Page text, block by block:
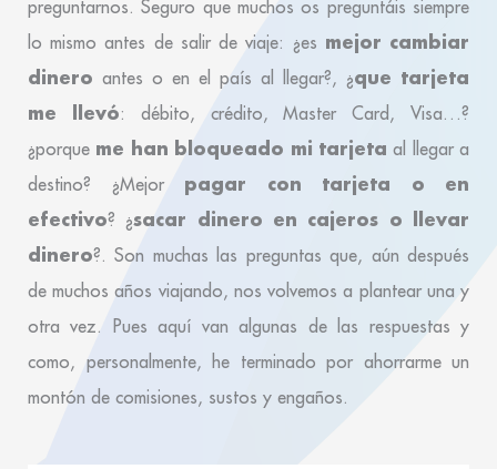
preguntarnos. Seguro que muchos os preguntáis siempre
lo mismo antes de salir de viaje: ¿es mejor cambiar
dinero antes o en el país al llegar?, ¿que tarjeta
me llevó: débito, crédito, Master Card, Visa…?
¿porque me han bloqueado mi tarjeta al llegar a
destino? ¿Mejor pagar con tarjeta o en
efectivo? ¿sacar dinero en cajeros o llevar
dinero?. Son muchas las preguntas que, aún después
de muchos años viajando, nos volvemos a plantear una y
otra vez. Pues aquí van algunas de las respuestas y
como, personalmente, he terminado por ahorrarme un
montón de comisiones, sustos y engaños.